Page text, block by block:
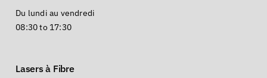
Du lundi au vendredi
08:30 to 17:30
Lasers à Fibre